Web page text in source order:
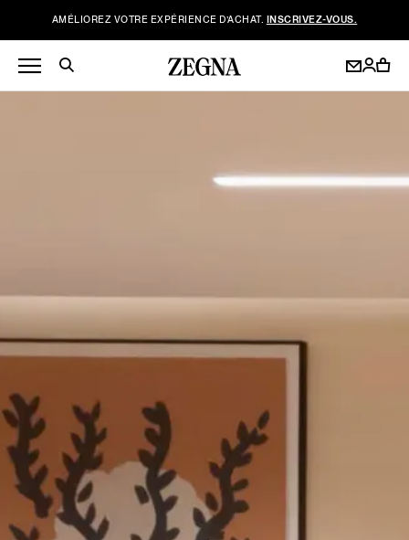
AMÉLIOREZ VOTRE EXPÉRIENCE D’ACHAT. INSCRIVEZ-VOUS.